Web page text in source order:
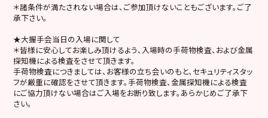
＊諸条件が満たされない場合は、ご参加頂けないこともございます。ご了
承下さい。
★大握手会当日の入場に関して
＊皆様に安心してお楽しみ頂けるよう、入場時の手荷物検査、および金属
探知機による検査をさせて頂きます。
手荷物検査につきましては、お客様の立ち会いのもと、セキュリティスタッ
フが厳重に確認をさせて頂きます。手荷物検査、金属探知機による検査
にご協力頂けない場合はご入場をお断り致します。あらかじめご了承下
さい。